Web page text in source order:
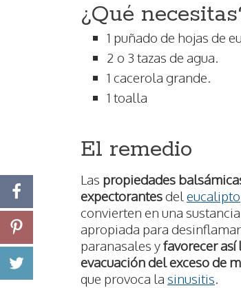
¿Qué
1 puñado de hojas de
2 o 3 tazas de agua.
1 cacerola grande.
1 toalla
El remedio
Las propiedades
expectorantesdel eucalipto
convierten en una
apropiada para
paranasales yfavorecer así
evacuación del exceso de
que provoca la sinusitis.